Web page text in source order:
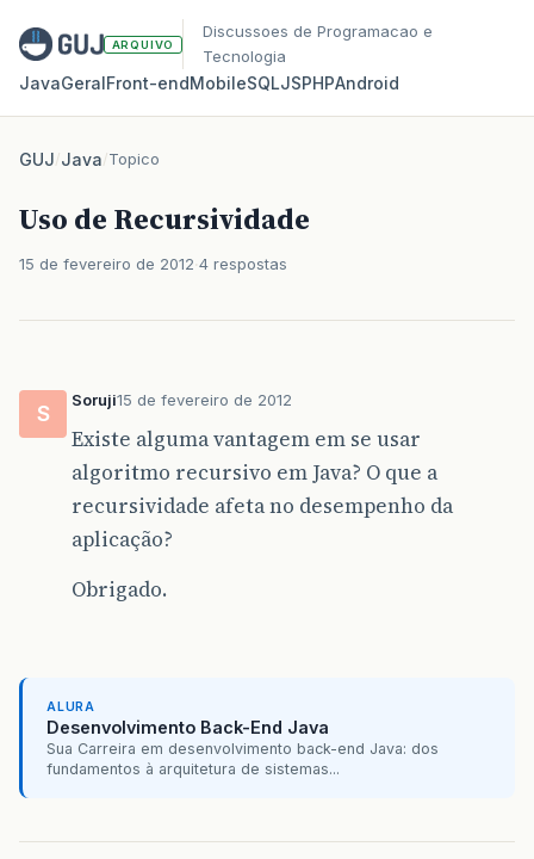
ARQUIVO
Discussoes de Programacao e
Tecnologia
JavaGeralFront‑endMobileSQLJSPHPAndroid
GUJ/Java/Topico
Uso de Recursividade
15 de fevereiro de 2012 4 respostas
S
Soruji15 de fevereiro de 2012
Existe alguma vantagem em se usar
algoritmo recursivo em Java? O que a
recursividade afeta no desempenho da
aplicação?
Obrigado.
ALURA
Desenvolvimento Back-End Java
Sua Carreira em desenvolvimento back-end Java: dos
fundamentos à arquitetura de sistemas...